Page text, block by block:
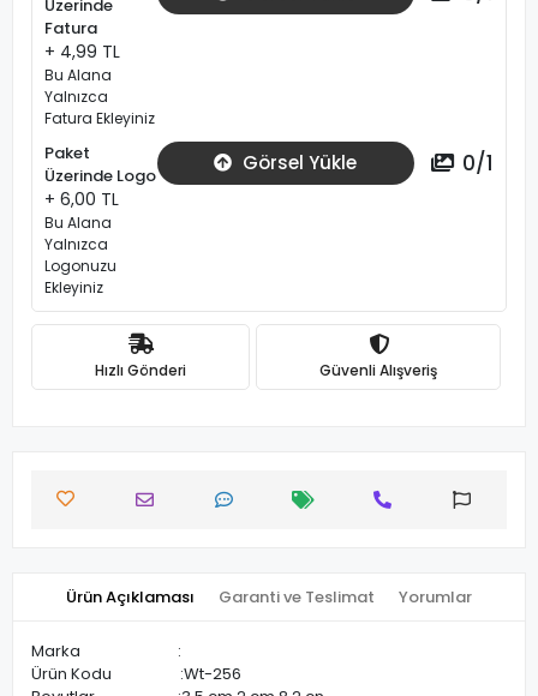
Üzerinde
Fatura
+ 4,99 TL
Bu Alana
Yalnızca
Fatura Ekleyiniz
Paket
Üzerinde Logo
+ 6,00 TL
Bu Alana
Yalnızca
Logonuzu
Ekleyiniz
Görsel Yükle 0/1
Hızlı Gönderi Güvenli Alışveriş
Ürün Açıklaması Garanti ve Teslimat Yorumlar
Marka :
Ürün Kodu :Wt-256